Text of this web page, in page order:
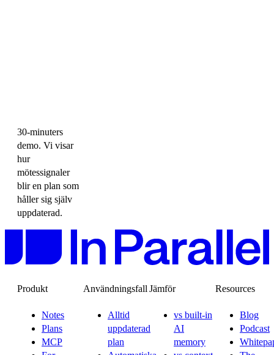
30-minuters
demo. Vi visar
hur
mötessignaler
blir en plan som
håller sig själv
uppdaterad.
Produkt
Notes
Plans
MCP
Användningsfall
Alltid
uppdaterad
plan
Jämför
vs built-in
AI
memory
Resources
Blog
Podcast